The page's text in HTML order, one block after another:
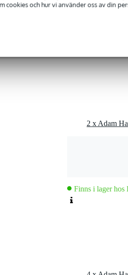
cookies och hur vi använder oss av din
Finns i lager hos